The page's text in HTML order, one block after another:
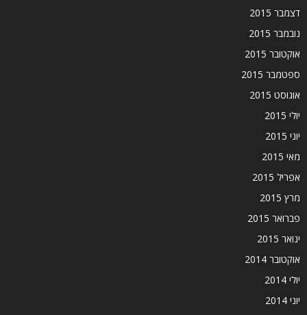
דצמבר 2015
נובמבר 2015
אוקטובר 2015
ספטמבר 2015
אוגוסט 2015
יולי 2015
יוני 2015
מאי 2015
אפריל 2015
מרץ 2015
פברואר 2015
ינואר 2015
אוקטובר 2014
יולי 2014
יוני 2014